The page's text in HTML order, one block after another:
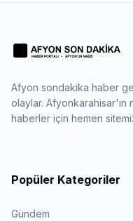
Afyon sondakika haber
olaylar. Afyonkarahisar'ın
haberler için hemen
Popüler Kategoriler
Gündem